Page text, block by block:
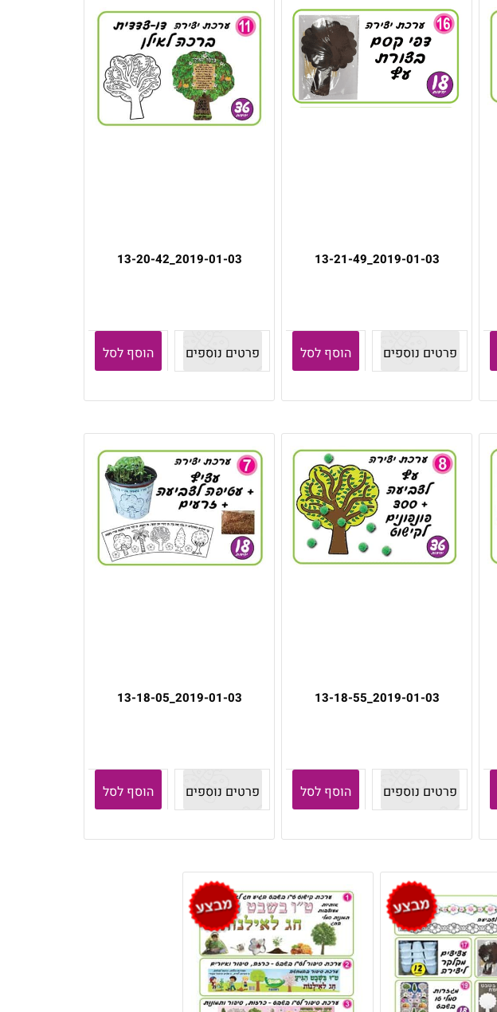
2019-01-03_13-21-49
פרטים נוספים הוסף לסל
2019-01-03_13-20-42
פרטים נוספים הוסף לסל
2019-01-03_13-18-55
פרטים נוספים הוסף לסל
2019-01-03_13-18-05
פרטים נוספים הוסף לסל